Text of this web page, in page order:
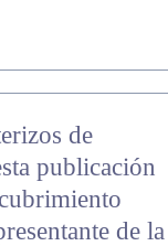
de
publicación
de la